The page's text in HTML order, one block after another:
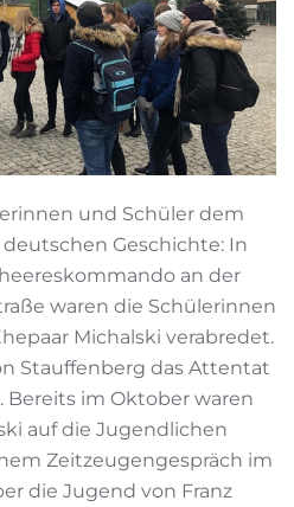
und Schüler dem
Geschichte: In
an der
waren die Schülerinnen
Michalski verabredet.
Stauffenberg das Attentat
Bereits im Oktober waren
auf die Jugendlichen
Zeitzeugengespräch im
die Jugend von Franz